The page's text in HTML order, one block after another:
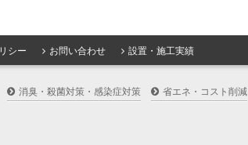
シー お問い合わせ 設置・施工実績
消臭・殺菌対策・感染症対策 省エネ・コスト削減